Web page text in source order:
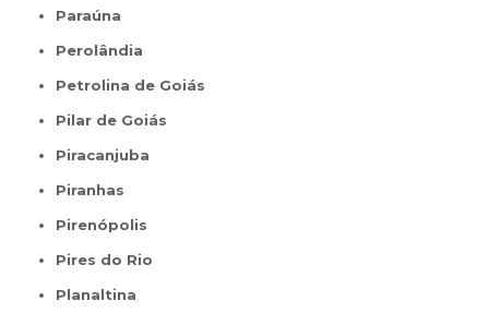
Paraúna
Perolândia
Petrolina de Goiás
Pilar de Goiás
Piracanjuba
Piranhas
Pirenópolis
Pires do Rio
Planaltina